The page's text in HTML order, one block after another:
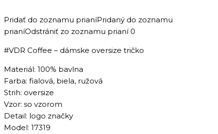
Pridať do zoznamu prianíPridaný do zoznamu
prianíOdstrániť zo zoznamu prianí 0
#VDR Coffee – dámske oversize tričko
Materiál: 100% bavlna
Farba: fialová, biela, ružová
Strih: oversize
Vzor: so vzorom
Detail: logo značky
Model: 17319